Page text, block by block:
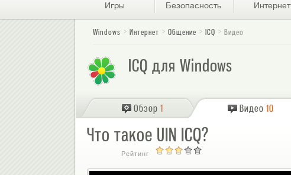
Игры Безопасность Интернет
Windows Интернет Общение ICQ Видео
ICQ для Windows
Обзор 1 Видео 10
Что такое UIN ICQ?
Рейтинг